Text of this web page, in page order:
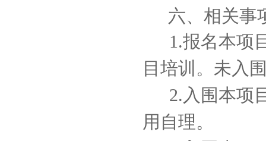
六、相关事
1.报名本项
目培训。未入
2.入围本项
用自理。